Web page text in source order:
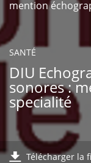
mention
SANTÉ
DIU
sonores :
specialité
Télécharger la